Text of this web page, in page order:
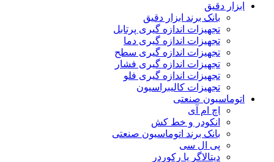
ابزار دقیق
بانک برند ابزار دقیق
تجهیزات اندازه گیری پرتابل
تجهیزات اندازه گیری دما
تجهیزات اندازه گیری سطح
تجهیزات اندازه گیری فشار
تجهیزات اندازه گیری فلو
تجهیزات کالیبراسیون
اتوماسیون صنعتی
اچ ام آی
انکودر و خط کش
بانک برند اتوماسیون صنعتی
پی ال سی
دیتالاگر یا رکوردر